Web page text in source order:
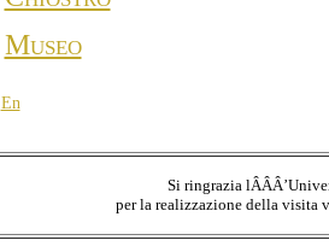
Museo
En
Si ringrazia
per la realizzazione della visita